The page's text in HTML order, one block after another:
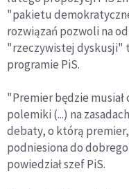
"pakietu
rozwiązań pozwoli na
"rzeczywistej dyskusji"
programie PiS.
"Premier będzie
polemiki (...) na
debaty, o którą
podniesiona do
powiedział szef PiS.